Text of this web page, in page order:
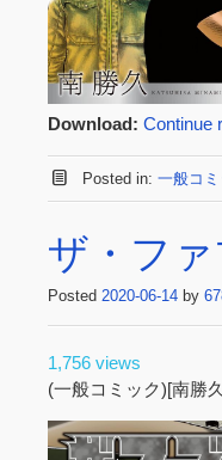
Download: Continue
Posted in: 一般コミ
ザ・フ
Posted 2020-06-14 by
1,756 views
(一般コミック)[南勝